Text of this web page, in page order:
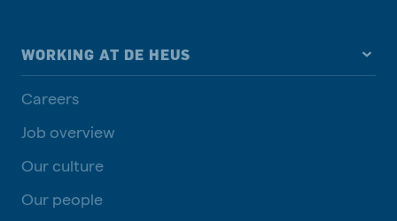
WORKING AT DE HEUS
Careers
Job overview
Our culture
Our people